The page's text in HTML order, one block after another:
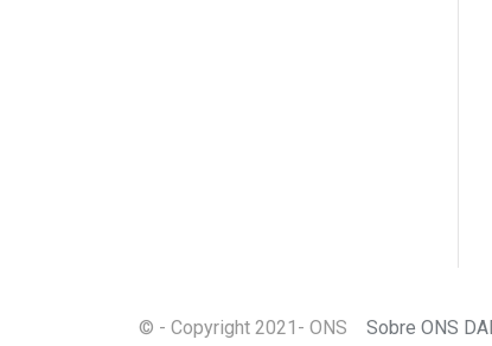
© - Copyright 2021 - ONS Sobre ONS